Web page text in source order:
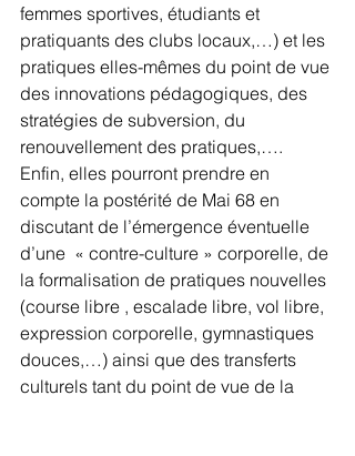
femmes sportives, étudiants et
pratiquants des clubs locaux,…) et les
pratiques elles-mêmes du point de vue
des innovations pédagogiques, des
stratégies de subversion, du
renouvellement des pratiques,….
Enfin, elles pourront prendre en
compte la postérité de Mai 68 en
discutant de l’émergence éventuelle
d’une  « contre-culture » corporelle, de
la formalisation de pratiques nouvelles
(course libre , escalade libre, vol libre,
expression corporelle, gymnastiques
douces,…) ainsi que des transferts
culturels tant du point de vue de la